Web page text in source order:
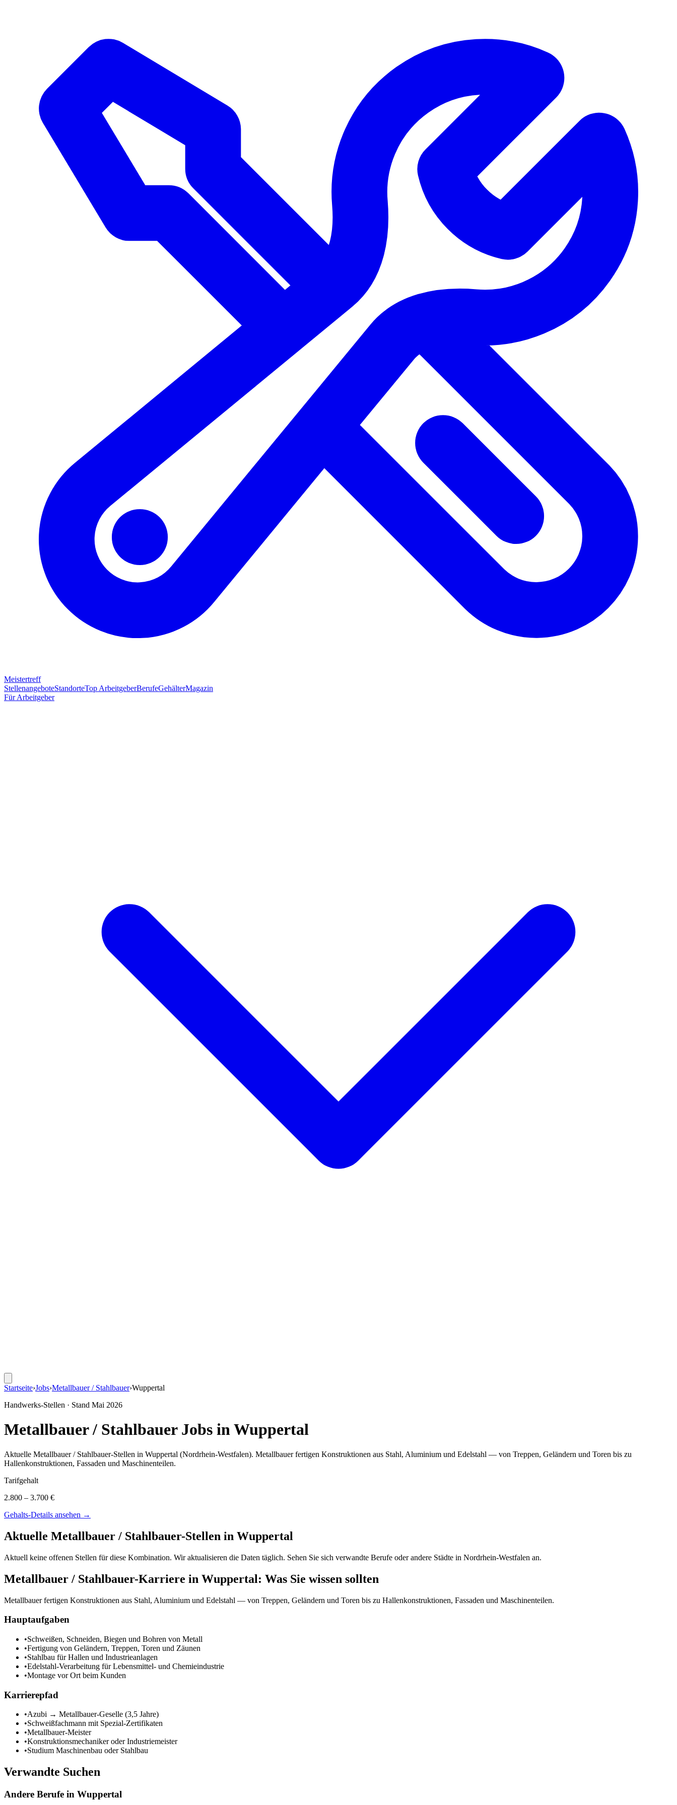
Meistertreff
StellenangeboteStandorteTop ArbeitgeberBerufeGehälterMagazin
Für Arbeitgeber
Startseite›Jobs›Metallbauer / Stahlbauer›Wuppertal
Handwerks-Stellen · Stand Mai 2026
Metallbauer / StahlbauerJobs inWuppertal
Aktuelle Metallbauer / Stahlbauer-Stellen in Wuppertal (Nordrhein-Westfalen). Metallbauer fertigen Konstruktionen aus Stahl, Aluminium und Edelstahl — von Treppen, Geländern und Toren bis zu
Hallenkonstruktionen, Fassaden und Maschinenteilen.
Tarifgehalt
2.800 – 3.700 €
Gehalts-Details ansehen →
Aktuelle Metallbauer / Stahlbauer-Stellen in Wuppertal
Aktuell keine offenen Stellen für diese Kombination. Wir aktualisieren die Daten täglich. Sehen Sie sich verwandte Berufe oder andere Städte in Nordrhein-Westfalen an.
Metallbauer / Stahlbauer-Karriere in Wuppertal: Was Sie wissen sollten
Metallbauer fertigen Konstruktionen aus Stahl, Aluminium und Edelstahl — von Treppen, Geländern und Toren bis zu Hallenkonstruktionen, Fassaden und Maschinenteilen.
Hauptaufgaben
•Schweißen, Schneiden, Biegen und Bohren von Metall
•Fertigung von Geländern, Treppen, Toren und Zäunen
•Stahlbau für Hallen und Industrieanlagen
•Edelstahl-Verarbeitung für Lebensmittel- und Chemieindustrie
•Montage vor Ort beim Kunden
Karrierepfad
•Azubi → Metallbauer-Geselle (3,5 Jahre)
•Schweißfachmann mit Spezial-Zertifikaten
•Metallbauer-Meister
•Konstruktionsmechaniker oder Industriemeister
•Studium Maschinenbau oder Stahlbau
Verwandte Suchen
Andere Berufe in Wuppertal